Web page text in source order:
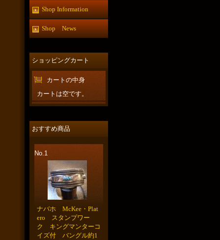
Shop Information
Shop News
ショッピングカート
カートの中身
カートは空です。
おすすめ商品
No.1
ナバホ McKee・Plat
ero スタンプワー
ク キングマンターコ
イズ付 バングル約1